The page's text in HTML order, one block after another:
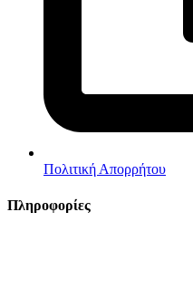
Πολιτική Απορρήτου
Πληροφορίες